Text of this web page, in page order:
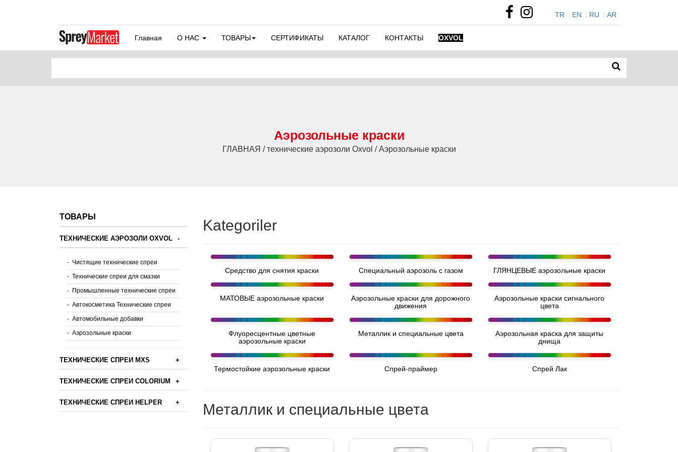
TR EN RU AR
Главная О НАС ТОВАРЫ СЕРТИФИКАТЫ КАТАЛОГ КОНТАКТЫ OXVOL
Аэрозольные краски
ГЛАВНАЯ / технические аэрозоли Oxvol / Аэрозольные краски
ТОВАРЫ
-
ТЕХНИЧЕСКИЕ АЭРОЗОЛИ OXVOL
- Чистящие технические спреи
- Технические спреи для смазки
- Промышленные технические спреи
- Автокосметика Технические спреи
- Автомобильные добавки
- Аэрозольные краски
+
ТЕХНИЧЕСКИЕ СПРЕИ MXS
+
ТЕХНИЧЕСКИЕ СПРЕИ COLORIUM
+
ТЕХНИЧЕСКИЕ СПРЕИ HELPER
Kategoriler
Средство для снятия краски Специальный аэрозоль с газом ГЛЯНЦЕВЫЕ аэрозольные краски
МАТОВЫЕ аэрозольные краски
Аэрозольные краски для дорожного
движения
Аэрозольные краски сигнального
цвета
Флуоресцентные цветные
аэрозольные краски
Металлик и специальные цвета
Аэрозольная краска для защиты
днища
Термостойкие аэрозольные краски Спрей-праймер Спрей Лак
Металлик и специальные цвета